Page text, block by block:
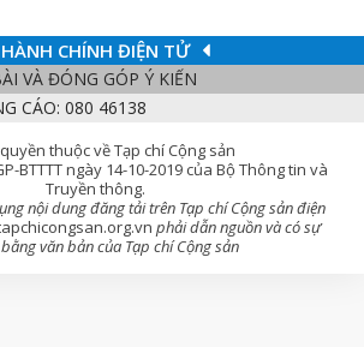
HÀNH CHÍNH ĐIỆN TỬ
VÀ ĐÓNG GÓP Ý KIẾN
CÁO: 080 46138
thuộc về Tạp chí Cộng sản
BTTTT ngày 14-10-2019 của Bộ Thông tin và
Truyền thông.
nội dung đăng tải trên Tạp chí Cộng sản điện
phải dẫn nguồn và có sự
văn bản của Tạp chí Cộng sản